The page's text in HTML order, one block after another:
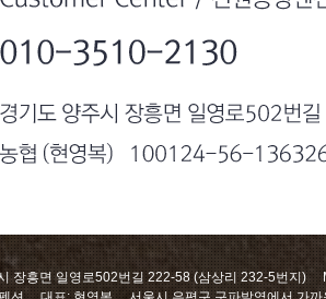
장흥면 일영로502번길 222-58 (삼상리 232-5번지)